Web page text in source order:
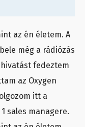
az én életem. A
még a rádiózás
fedeztem
az Oxygen
itt a
sales managere.